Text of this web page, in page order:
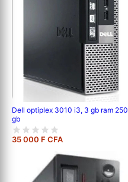
Dell optiplex 3010 i3, 3 gb ram 250
gb
35 000 F CFA